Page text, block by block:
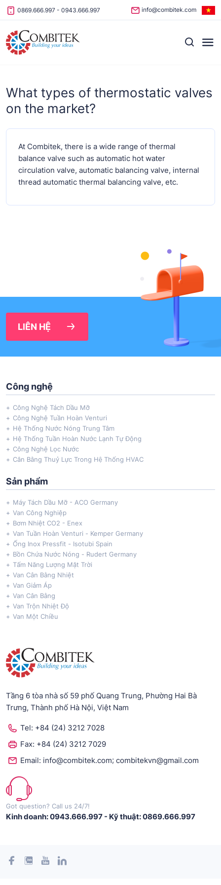
Skip to content
0869.666.997 - 0943.666.997 info@combitek.com
What types of thermostatic valves
on the market?
At Combitek, there is a wide range of thermal
balance valve such as automatic hot water
circulation valve, automatic balancing valve, internal
thread automatic thermal balancing valve, etc.
LIÊN HỆ
Công nghệ
Công Nghệ Tách Dầu Mỡ
Công Nghệ Tuần Hoàn Venturi
Hệ Thống Nước Nóng Trung Tâm
Hệ Thống Tuần Hoàn Nước Lạnh Tự Động
Công Nghệ Lọc Nước
Cân Bằng Thuỷ Lực Trong Hệ Thống HVAC
Sản phẩm
Máy Tách Dầu Mỡ - ACO Germany
Van Công Nghiệp
Bơm Nhiệt CO2 - Enex
Van Tuần Hoàn Venturi - Kemper Germany
Ống Inox Pressfit - Isotubi Spain
Bồn Chứa Nước Nóng - Rudert Germany
Tấm Năng Lượng Mặt Trời
Van Cân Bằng Nhiệt
Van Giảm Áp
Van Cân Bằng
Van Trộn Nhiệt Độ
Van Một Chiều
Tầng 6 tòa nhà số 59 phố Quang Trung, Phường Hai Bà
Trưng, Thành phố Hà Nội, Việt Nam
Tel: +84 (24) 3212 7028
Fax: +84 (24) 3212 7029
Email: info@combitek.com; combitekvn@gmail.com
Got question? Call us 24/7!
Kinh doanh: 0943.666.997 - Kỹ thuật: 0869.666.997